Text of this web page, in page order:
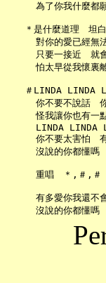
為了你我什麼都
＊是什麼道理　坦
對你的愛已經無
只要一接近　就
怕太早從我懷裏
＃LINDA LINDA
你不要不說話　
怪我讓你也有一
LINDA LINDA
你不要太害怕　
     沒說的你都懂嗎
     重唱　＊,＃,＃
有多愛你我還不